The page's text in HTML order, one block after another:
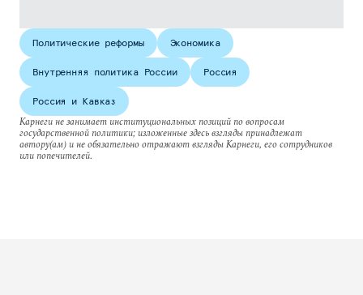
Политические реформы Экономика
Внутренняя политика России Россия
Россия и Кавказ
Карнеги не занимает институциональных позиций по вопросам
государственной политики; изложенные здесь взгляды принадлежат
автору(ам) и не обязательно отражают взгляды Карнеги, его сотрудников
или попечителей.